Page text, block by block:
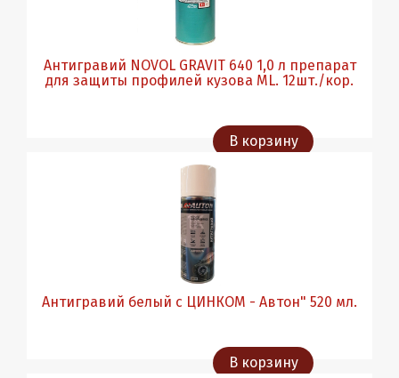
Антигравий NOVOL GRAVIT 640 1,0 л препарат
для защиты профилей кузова ML. 12шт./кор.
В корзину
Антигравий белый с ЦИНКОМ - Автон" 520 мл.
В корзину